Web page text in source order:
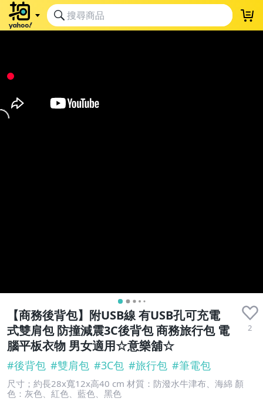
【商務後背包】附USB線 有USB孔可充電
式雙肩包 防撞減震3C後背包 商務旅行包 電
腦平板衣物 男女適用☆意樂舖☆
2
#後背包 #雙肩包 #3C包 #旅行包 #筆電包
尺寸；約長28x寬12x高40 cm 材質：防潑水牛津布、海綿 顏
色：灰色、紅色、藍色、黑色